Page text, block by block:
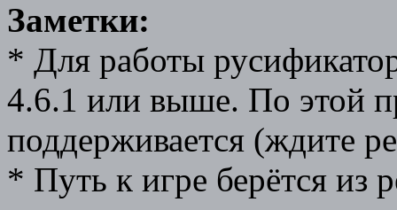
Заметки:
* Для работы
4.6.1 или выше. По этой
поддерживается (ждите
* Путь к игре берётся из